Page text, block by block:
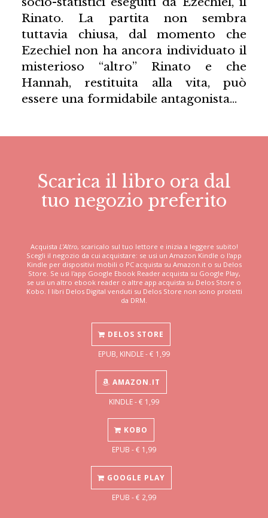
Rinato. La partita non sembra
tuttavia chiusa, dal momento che
Ezechiel non ha ancora individuato il
misterioso “altro” Rinato e che
Hannah, restituita alla vita, può
essere una formidabile antagonista…
Scarica il libro ora dal
tuo negozio preferito
Acquista L'Altro, scaricalo sul tuo lettore e inizia a leggere subito!
Scegli il negozio da cui acquistare: se usi un Amazon Kindle o l'app
Kindle per dispositivi mobili o PC acquista su Amazon.it o su Delos
Store. Se usi l'app Google Ebook Reader acquista su Google Play,
se usi un altro ebook reader o altre app acquista su Delos Store o
Kobo. I libri Delos Digital venduti su Delos Store non sono protetti
da DRM.
DELOS STORE
EPUB, KINDLE - € 1,99
AMAZON.IT
KINDLE - € 1,99
KOBO
EPUB - € 1,99
GOOGLE PLAY
EPUB - € 2,99